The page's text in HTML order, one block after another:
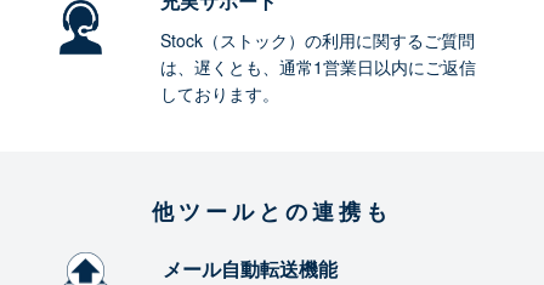
Stock（ストック）の利用に関するご質問
は、遅くとも、通常1営業日以内にご返信
しております。
他ツールとの連携も
メール自動転送機能